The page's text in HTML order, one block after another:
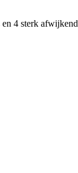
4 sterk afwijkend